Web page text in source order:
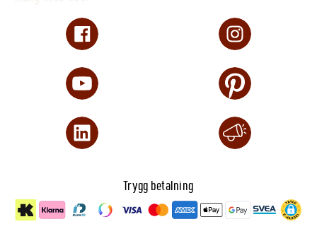
Trygg betalning